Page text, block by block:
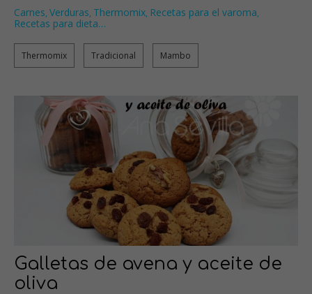
Carnes, Verduras, Thermomix, Recetas para el varoma,
Recetas para dieta…
Thermomix Tradicional Mambo
Galletas de avena y aceite de
oliva